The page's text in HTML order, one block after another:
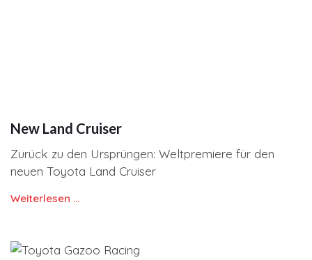
New Land Cruiser
Zurück zu den Ursprüngen: Weltpremiere für den
neuen Toyota Land Cruiser
Weiterlesen …